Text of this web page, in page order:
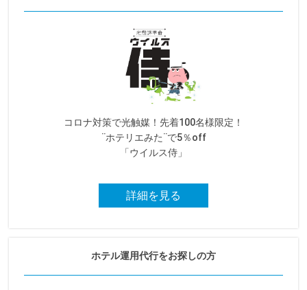
コロナ対策で光触媒！先着100名様限定！
¨ホテリエみた¨で5％off
「ウイルス侍」
詳細を見る
ホテル運用代行をお探しの方